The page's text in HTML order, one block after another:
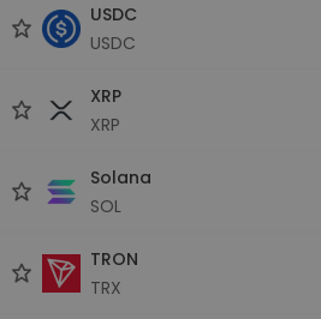
USDC
USDC
XRP
XRP
Solana
SOL
TRON
TRX